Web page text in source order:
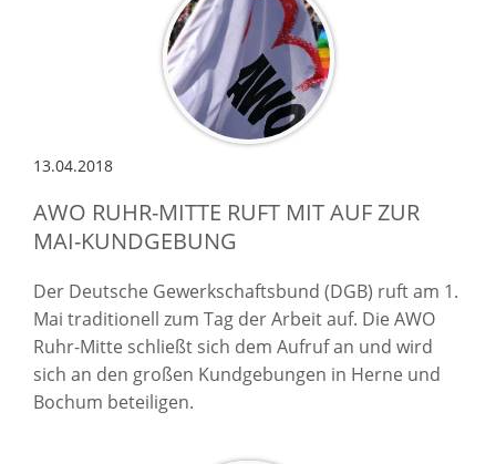
13.04.2018
AWO RUHR-MITTE RUFT MIT AUF ZUR
MAI-KUNDGEBUNG
Der Deutsche Gewerkschaftsbund (DGB) ruft am 1.
Mai traditionell zum Tag der Arbeit auf. Die AWO
Ruhr-Mitte schließt sich dem Aufruf an und wird
sich an den großen Kundgebungen in Herne und
Bochum beteiligen.